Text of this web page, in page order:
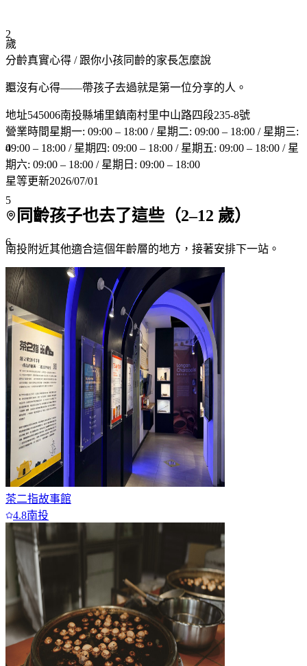
2
3
4
5
6
7+
歲
分齡真實心得 / 跟你小孩同齡的家長怎麼說
還沒有心得——帶孩子去過就是第一位分享的人。
地址545006南投縣埔里鎮南村里中山路四段235-8號
營業時間星期一: 09:00 – 18:00 / 星期二: 09:00 – 18:00 / 星期三:
09:00 – 18:00 / 星期四: 09:00 – 18:00 / 星期五: 09:00 – 18:00 / 星
期六: 09:00 – 18:00 / 星期日: 09:00 – 18:00
星等更新2026/07/01
同齡孩子也去了這些（2–12 歲）
南投附近其他適合這個年齡層的地方，接著安排下一站。
茶二指故事館
4.8南投